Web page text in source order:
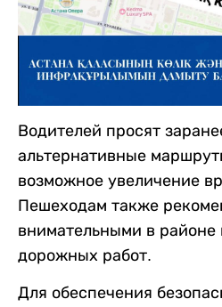
Водителей просят
альтернативные
возможное увеличение
Пешеходам также
внимательными в районе
дорожных работ.
Для обеспечения